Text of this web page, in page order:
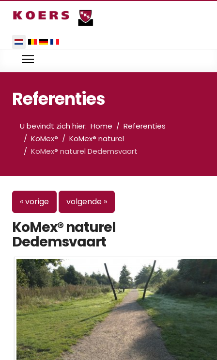
Selecteer de taal
Referenties
U bevindt zich hier: Home
Referenties
KoMex®
KoMex® naturel
KoMex® naturel Dedemsvaart
« vorige volgende »
KoMex® naturel
Dedemsvaart